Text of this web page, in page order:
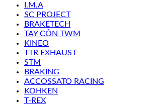
I.M.A
SC PROJECT
BRAKETECH
TAY CÔN TWM
KINEO
TTR EXHAUST
STM
BRAKING
ACCOSSATO RACING
KOHKEN
T-REX